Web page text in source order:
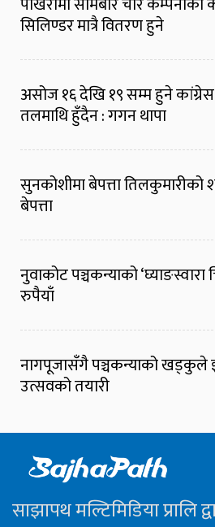
सिलिण्डर मात्रै वितरण हुने
असोज १६ देखि १९ सम्म हुने
तलमाथि हुँदैन : गगन थापा
सुनकोशीमा बेपत्ता तिलकुमारीको
बेपत्ता
नुवाकोट पञ्चकन्याको ‘घ्याङस्वारा
रुपैयाँ
नागपूजासँगै पञ्चकन्याको खड्कुले
उत्सवको तयारी
साझापथ मल्टिमिडिया प्रालि